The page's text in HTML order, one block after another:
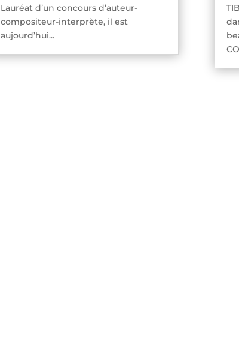
Lauréat d’un concours d’auteur-
compositeur-interprète, il est
aujourd’hui...